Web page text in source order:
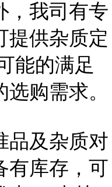
，我司有专
提供杂质定
能的满足
购需求。
品及杂质对
有库存，可